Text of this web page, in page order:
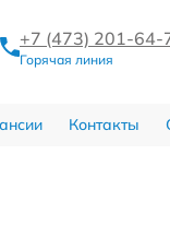
+7 (473) 201-64-
Горячая линия
Контакты